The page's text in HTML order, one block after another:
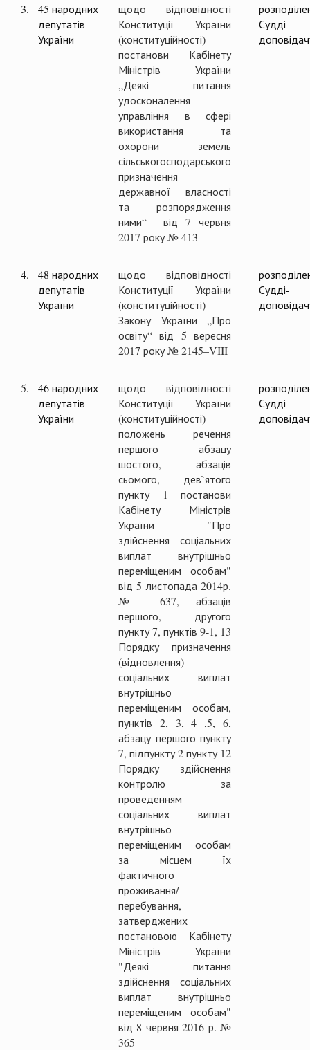
3.
45 народних
депутатів
України
щодо відповідності
Конституції України
(конституційності)
постанови Кабінету
Міністрів України
„Деякі питання
удосконалення
управління в сфері
використання та
охорони земель
сільськогосподарського
призначення
державної власності
та розпорядження
ними“ від 7 червня
2017 року № 413
Судді-
4.
48 народних
депутатів
України
щодо відповідності
Конституції України
(конституційності)
Закону України „Про
освіту“ від 5 вересня
2017 року № 2145–VIII
Судді-
5.
46 народних
депутатів
України
щодо відповідності
Конституції України
(конституційності)
положень речення
першого абзацу
шостого, абзаців
сьомого, дев`ятого
пункту 1 постанови
Кабінету Міністрів
України "Про
здійснення соціальних
виплат внутрішньо
переміщеним особам"
від 5 листопада 2014р.
№ 637, абзаців
першого, другого
пункту 7, пунктів 9-1, 13
Порядку призначення
(відновлення)
соціальних виплат
внутрішньо
переміщеним особам,
пунктів 2, 3, 4 ,5, 6,
абзацу першого пункту
7, підпункту 2 пункту 12
Порядку здійснення
контролю за
проведенням
соціальних виплат
внутрішньо
переміщеним особам
за місцем їх
фактичного
проживання/
перебування,
затверджених
постановою Кабінету
Міністрів України
"Деякі питання
здійснення соціальних
виплат внутрішньо
переміщеним особам"
від 8 червня 2016 р. №
365
Судді-